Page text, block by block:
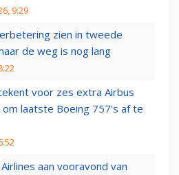
9:29
zien in tweede
de weg is nog lang
voor zes extra Airbus
om laatste Boeing 757's af te
aan vooravond van